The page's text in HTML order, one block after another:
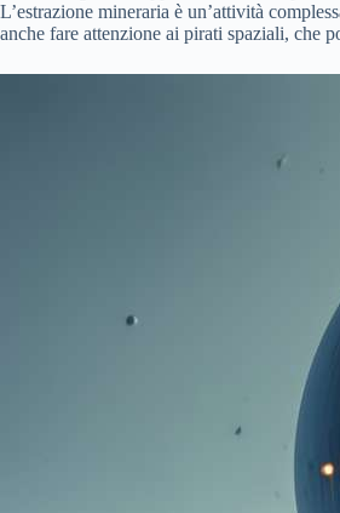
L’estrazione mineraria è un’attività
anche fare attenzione ai pirati spaziali, che